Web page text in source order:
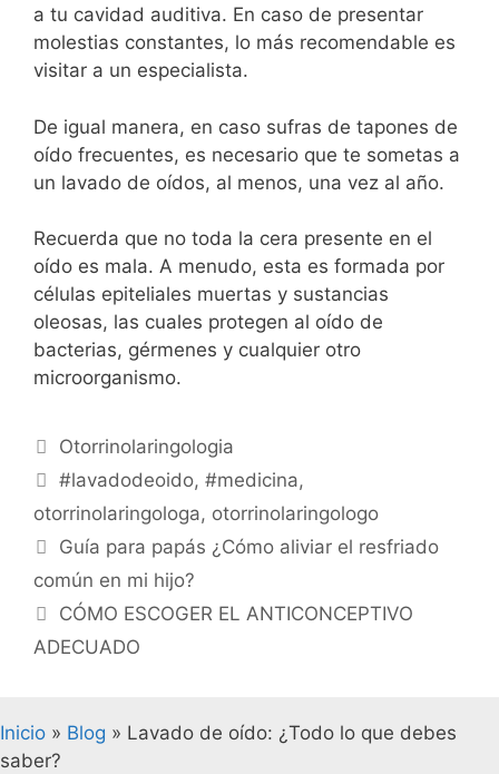
a tu cavidad auditiva. En caso de presentar
molestias constantes, lo más recomendable es
visitar a un especialista.
De igual manera, en caso sufras de tapones de
oído frecuentes, es necesario que te sometas a
un lavado de oídos, al menos, una vez al año.
Recuerda que no toda la cera presente en el
oído es mala. A menudo, esta es formada por
células epiteliales muertas y sustancias
oleosas, las cuales protegen al oído de
bacterias, gérmenes y cualquier otro
microorganismo.
Otorrinolaringologia
#lavadodeoido,#medicina,
otorrinolaringologa, otorrinolaringologo
Guía para papás ¿Cómo aliviar el resfriado
común en mi hijo?
CÓMO ESCOGER EL ANTICONCEPTIVO
ADECUADO
Inicio » Blog » Lavado de oído: ¿Todo lo que debes
saber?